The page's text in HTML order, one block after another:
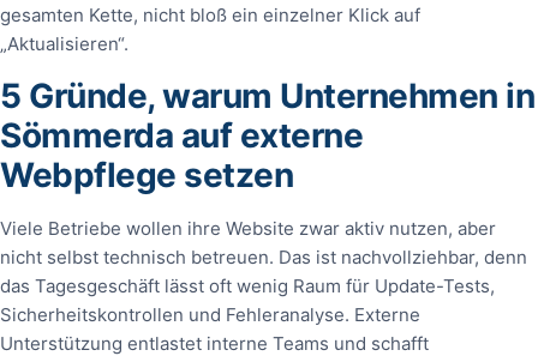
gesamten Kette, nicht bloß ein einzelner Klick auf
„Aktualisieren“.
5 Gründe, warum Unternehmen in
Sömmerda auf externe
Webpflege setzen
Viele Betriebe wollen ihre Website zwar aktiv nutzen, aber
nicht selbst technisch betreuen. Das ist nachvollziehbar, denn
das Tagesgeschäft lässt oft wenig Raum für Update-Tests,
Sicherheitskontrollen und Fehleranalyse. Externe
Unterstützung entlastet interne Teams und schafft